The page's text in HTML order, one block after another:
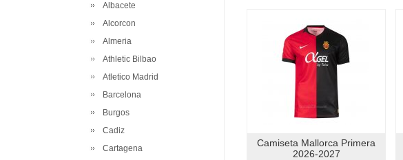
Albacete
Alcorcon
Almeria
Athletic Bilbao
Atletico Madrid
Barcelona
Burgos
Cadiz
Cartagena
Camiseta Mallorca Primera
2026-2027